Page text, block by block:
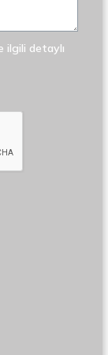
ilgili detaylı